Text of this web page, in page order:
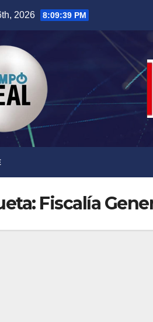
2026 8:09:40 PM
Fiscalía